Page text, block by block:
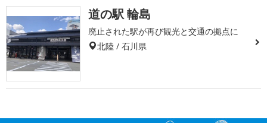
道の駅 輪島
廃止された駅が再び観光と交通の拠点に
北陸 / 石川県